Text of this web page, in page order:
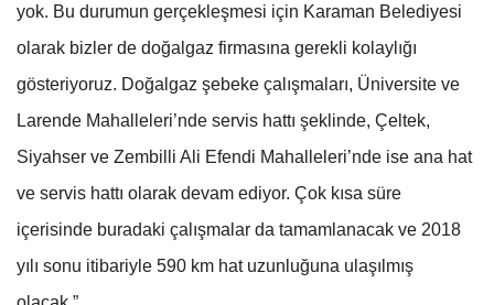
yok. Bu durumun gerçekleşmesi için Karaman Belediyesi
olarak bizler de doğalgaz firmasına gerekli kolaylığı
gösteriyoruz. Doğalgaz şebeke çalışmaları, Üniversite ve
Larende Mahalleleri’nde servis hattı şeklinde, Çeltek,
Siyahser ve Zembilli Ali Efendi Mahalleleri’nde ise ana hat
ve servis hattı olarak devam ediyor. Çok kısa süre
içerisinde buradaki çalışmalar da tamamlanacak ve 2018
yılı sonu itibariyle 590 km hat uzunluğuna ulaşılmış